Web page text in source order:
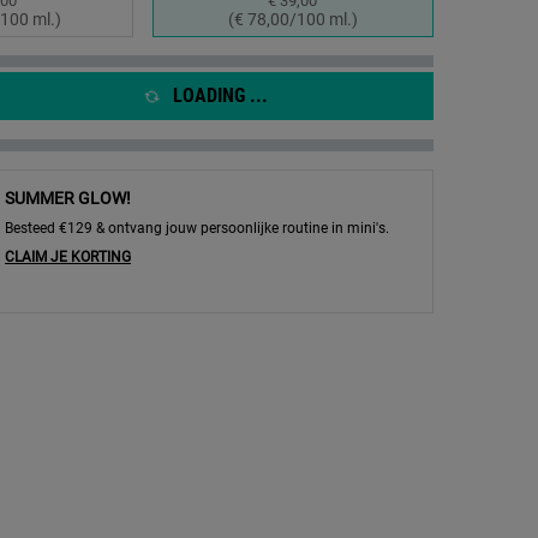
inzoomen
ml.)
of 2 Geselecteerd
(€ 78,00/100 ml.)
, 2 of 2
LOADING ...
SUMMER GLOW!
Besteed €129 & ontvang jouw persoonlijke routine in mini's.
CLAIM JE KORTING